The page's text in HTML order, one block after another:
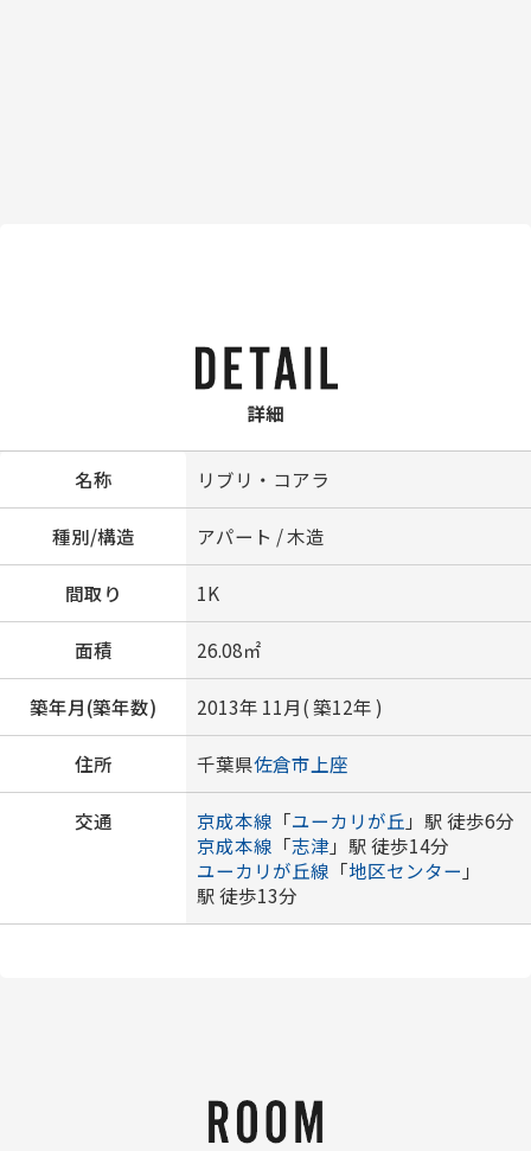
詳細
名称 リブリ・コアラ
種別/構造 アパート / 木造
間取り 1K
面積 26.08㎡
築年月(築年数) 2013年 11月( 築12年 )
住所 千葉県佐倉市 上座
交通 京成本線 「ユーカリが丘 」駅 徒歩6分
京成本線 「志津」駅 徒歩14分
ユーカリが丘線 「地区センター 」
駅 徒歩13分